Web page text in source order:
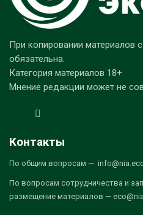
При копировании материалов
обязательна.
Категория материалов 18+
Мнение редакции может не
Контакты
По общим вопросам —
По вопросам сотрудничества и
размещение материалов —